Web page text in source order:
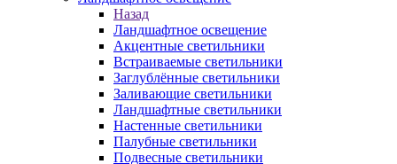
Назад
Ландшафтное освещение
Акцентные светильники
Встраиваемые светильники
Заглублённые светильники
Заливающие светильники
Ландшафтные светильники
Настенные светильники
Палубные светильники
Подвесные светильники